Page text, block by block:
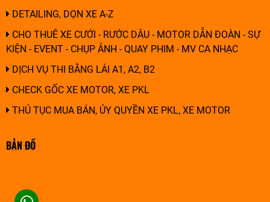
DETAILING, DỌN XE A-Z
CHO THUÊ XE CƯỚI - RƯỚC DÂU - MOTOR DẪN ĐOÀN - SỰ
KIỆN - EVENT - CHỤP ẢNH - QUAY PHIM - MV CA NHẠC
DỊCH VỤ THI BẰNG LÁI A1, A2, B2
CHECK GỐC XE MOTOR, XE PKL
THỦ TỤC MUA BÁN, ỦY QUYỀN XE PKL, XE MOTOR
BẢN ĐỒ